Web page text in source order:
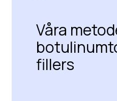
Våra
fillers